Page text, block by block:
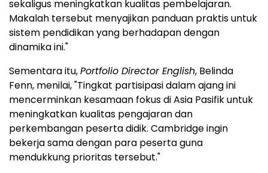
sekaligus meningkatkan kualitas pembelajaran.
Makalah tersebut menyajikan panduan praktis untuk
sistem pendidikan yang berhadapan dengan
dinamika ini."
Sementara itu,Portfolio Director English, Belinda
Fenn, menilai, "Tingkat partisipasi dalam ajang ini
mencerminkan kesamaan fokus di Asia Pasifik untuk
meningkatkan kualitas pengajaran dan
perkembangan peserta didik. Cambridge ingin
bekerja sama dengan para peserta guna
mendukkung prioritas tersebut."